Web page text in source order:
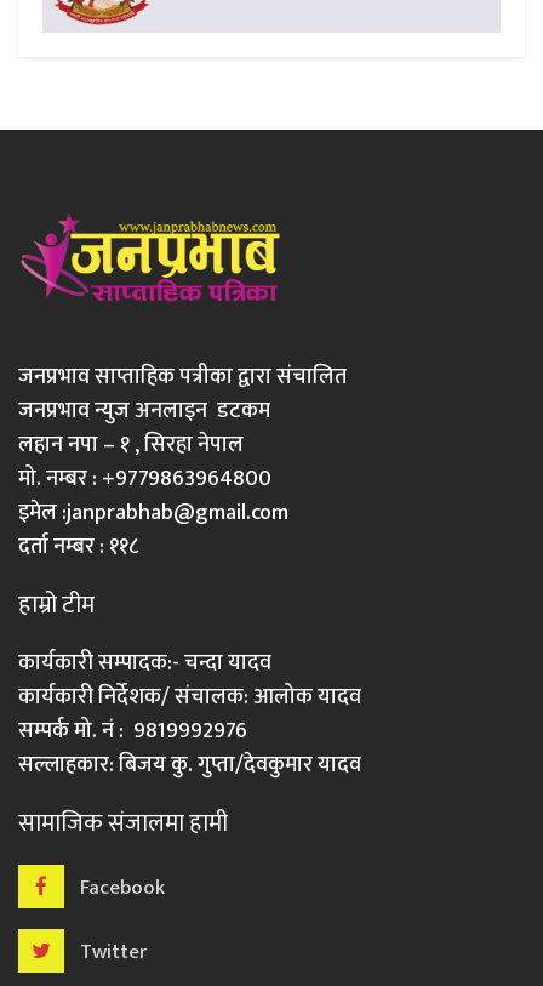
जनप्रभाव साप्ताहिक पत्रीका द्वारा संचालित
जनप्रभाव न्युज अनलाइन डटकम
लहान नपा – १ , सिरहा नेपाल
मो. नम्बर : +9779863964800
इमेल :janprabhab@gmail.com
दर्ता नम्बर : ११८
हाम्रो टीम
कार्यकारी सम्पादक:- चन्दा यादव
कार्यकारी निर्देशक/ संचालक: आलोक यादव
सम्पर्क मो. नं : 9819992976
सल्लाहकार: बिजय कु. गुप्ता/देवकुमार यादव
सामाजिक संजालमा हामी
Facebook
Twitter